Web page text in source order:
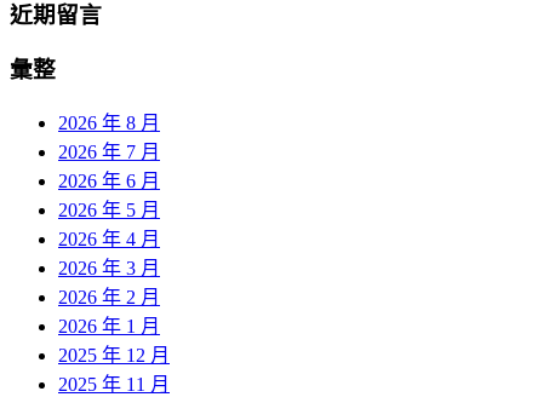
近期留言
彙整
2026 年 8 月
2026 年 7 月
2026 年 6 月
2026 年 5 月
2026 年 4 月
2026 年 3 月
2026 年 2 月
2026 年 1 月
2025 年 12 月
2025 年 11 月